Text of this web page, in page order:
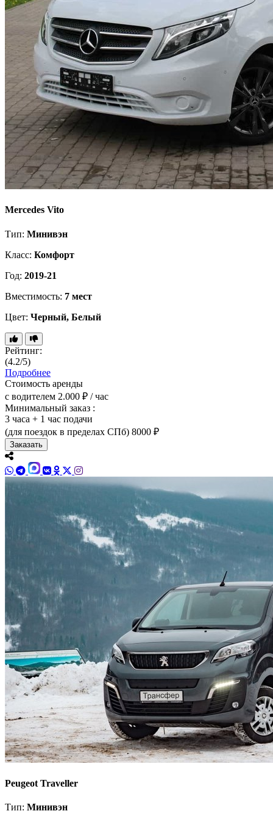
Mercedes Vito
Тип: Минивэн
Класс: Комфорт
Год: 2019-21
Вместимость: 7 мест
Цвет: Черный, Белый
Рейтинг:
(4.2/5)
Подробнее
Стоимость аренды
с водителем 2.000 ₽ / час
Минимальный заказ :
3 часа + 1 час подачи
(для поездок в пределах СПб) 8000 ₽
Заказать
Peugeot Traveller
Тип: Минивэн